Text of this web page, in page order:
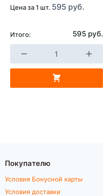
Цена за 1 шт. 595 руб.
Итого: 595 руб.
Покупателю
Условия Бонусной карты
Условия доставки